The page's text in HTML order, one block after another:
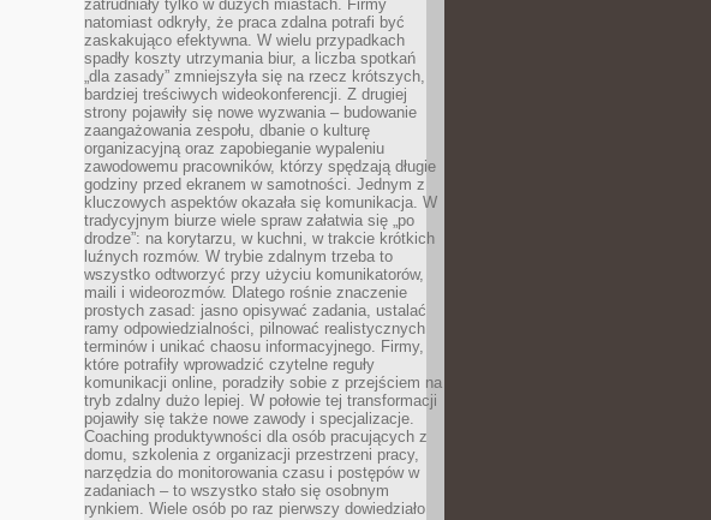
zatrudniały tylko w dużych miastach. Firmy
natomiast odkryły, że praca zdalna potrafi być
zaskakująco efektywna. W wielu przypadkach
spadły koszty utrzymania biur, a liczba spotkań
„dla zasady” zmniejszyła się na rzecz krótszych,
bardziej treściwych wideokonferencji. Z drugiej
strony pojawiły się nowe wyzwania – budowanie
zaangażowania zespołu, dbanie o kulturę
organizacyjną oraz zapobieganie wypaleniu
zawodowemu pracowników, którzy spędzają długie
godziny przed ekranem w samotności. Jednym z
kluczowych aspektów okazała się komunikacja. W
tradycyjnym biurze wiele spraw załatwia się „po
drodze”: na korytarzu, w kuchni, w trakcie krótkich
luźnych rozmów. W trybie zdalnym trzeba to
wszystko odtworzyć przy użyciu komunikatorów,
maili i wideorozmów. Dlatego rośnie znaczenie
prostych zasad: jasno opisywać zadania, ustalać
ramy odpowiedzialności, pilnować realistycznych
terminów i unikać chaosu informacyjnego. Firmy,
które potrafiły wprowadzić czytelne reguły
komunikacji online, poradziły sobie z przejściem na
tryb zdalny dużo lepiej. W połowie tej transformacji
pojawiły się także nowe zawody i specjalizacje.
Coaching produktywności dla osób pracujących z
domu, szkolenia z organizacji przestrzeni pracy,
narzędzia do monitorowania czasu i postępów w
zadaniach – to wszystko stało się osobnym
rynkiem. Wiele osób po raz pierwszy dowiedziało